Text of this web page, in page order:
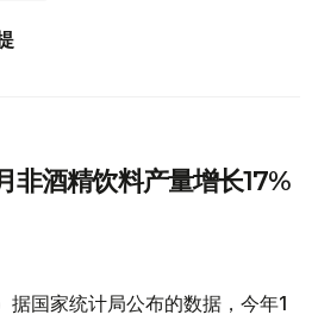
非酒精饮料产量增长17%
据国家统计局公布的数据，今年1